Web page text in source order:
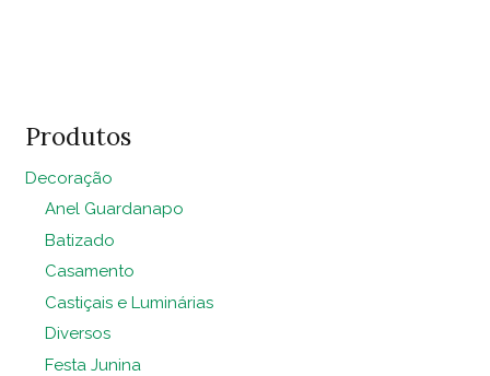
quantidade
Produtos
Decoração
Anel Guardanapo
Batizado
Casamento
Castiçais e Luminárias
Diversos
Festa Junina